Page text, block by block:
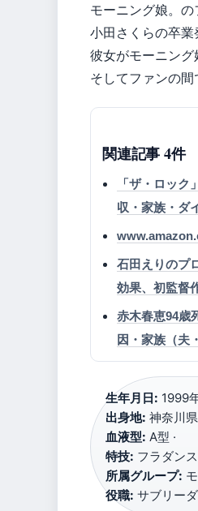
モーニング娘。の
小田さくらの卒業
彼女がモーニング
そしてファンの間
関連記事 4件
「ザ・ロッ
収・家族・ダ
石田えりのプ
効果、初監督
赤木春恵94歳
因・家族（夫
生年月日: 1999
出身地: 神奈川県
血液型: A型 ·
特技: フラダン
所属グループ:
役職: サブリー